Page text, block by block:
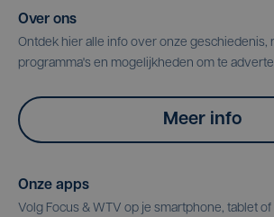
Over ons
Ontdek hier alle info over onze geschiedenis,
programma's en mogelijkheden om te
Meer info
Onze apps
Volg Focus & WTV op je smartphone, tablet of